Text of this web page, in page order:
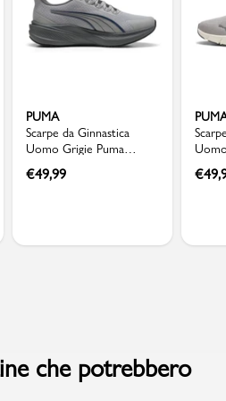
PUMA
Scarpe da Ginnastica
Uomo Grigie Puma
Scorch Runner
€49,99 €
che potrebbero